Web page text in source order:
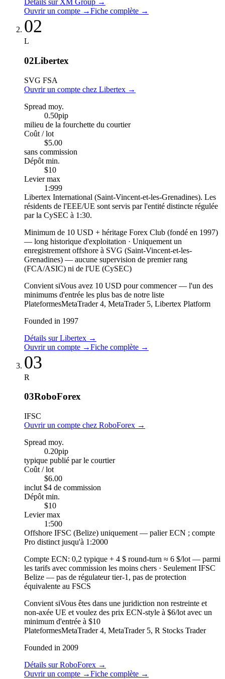
Détails sur XM Group →
Ouvrir un compte →Fiche complète →
02
L
02Libertex
SVG FSA
Ouvrir un compte chez Libertex →
Spread moy.
0.50pip
milieu de la fourchette du courtier
Coût / lot
$5.00
sans commission
Dépôt min.
$10
Levier max
1:999
Libertex International (Saint-Vincent-et-les-Grenadines). Les
résidents de l'EEE/UE sont servis par l'entité distincte régulée
par la CySEC à 1:30.
Minimum de 10 USD + héritage Forex Club (fondé en 1997)
— long historique d'exploitation · Uniquement un
enregistrement offshore à SVG (Saint-Vincent-et-les-
Grenadines) — aucune supervision de premier rang
(FCA/ASIC) ni de l'UE (CySEC)
Convient siVous avez 10 USD pour commencer — l'un des
minimums d'entrée les plus bas de notre liste
PlateformesMetaTrader 4, MetaTrader 5, Libertex Platform
Founded in 1997
Détails sur Libertex →
Ouvrir un compte →Fiche complète →
03
R
03RoboForex
IFSC
Ouvrir un compte chez RoboForex →
Spread moy.
0.20pip
typique publié par le courtier
Coût / lot
$6.00
inclut $4 de commission
Dépôt min.
$10
Levier max
1:500
Offshore IFSC (Belize) uniquement — palier ECN ; compte
Pro distinct jusqu'à 1:2000
Compte ECN: 0,2 typique + 4 $ round-turn ≈ 6 $/lot — parmi
les tarifs avec commission les moins chers · Seulement IFSC
Belize — pas de régulateur tier-1, pas de protection
équivalente au FSCS
Convient siVous êtes dans une juridiction non restreinte et
non-axée UE et voulez des prix ECN-style à $6/lot avec un
minimum d'entrée à $10
PlateformesMetaTrader 4, MetaTrader 5, R Stocks Trader
Founded in 2009
Détails sur RoboForex →
Ouvrir un compte →Fiche complète →